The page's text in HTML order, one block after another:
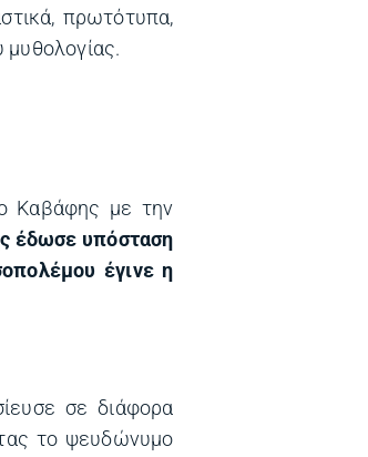
πρωτότυπα,
μυθολογίας.
Καβάφης με την
έδωσε υπόσταση
έγινε η
σε διάφορα
το ψευδώνυμο